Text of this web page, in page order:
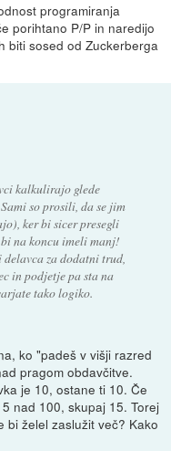
programiranja
porihtano P/P in naredijo
biti sosed od Zuckerberga
kalkulirajo glede
so prosili, da se jim
ker bi sicer presegli
na koncu imeli manj!
za dodatni trud,
in podjetje pa sta na
tako logiko.
ko "padeš v višji razred
pragom obdavčitve.
je 10, ostane ti 10. Če
nad 100, skupaj 15. Torej
bi želel zaslužit več? Kako